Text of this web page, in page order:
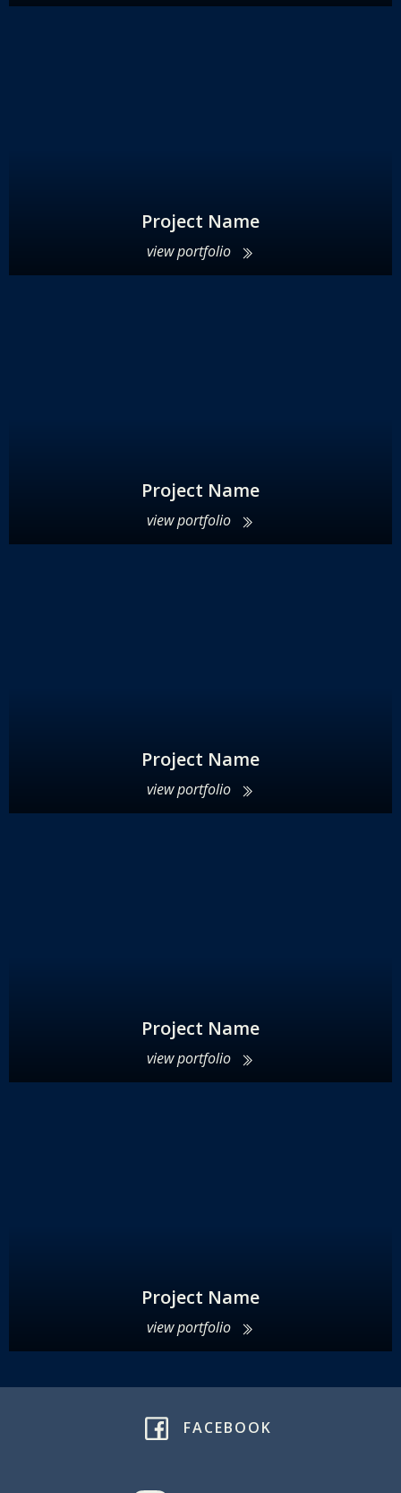
Project Name
view portfolio
Project Name
view portfolio
Project Name
view portfolio
Project Name
view portfolio
Project Name
view portfolio
FACEBOOK